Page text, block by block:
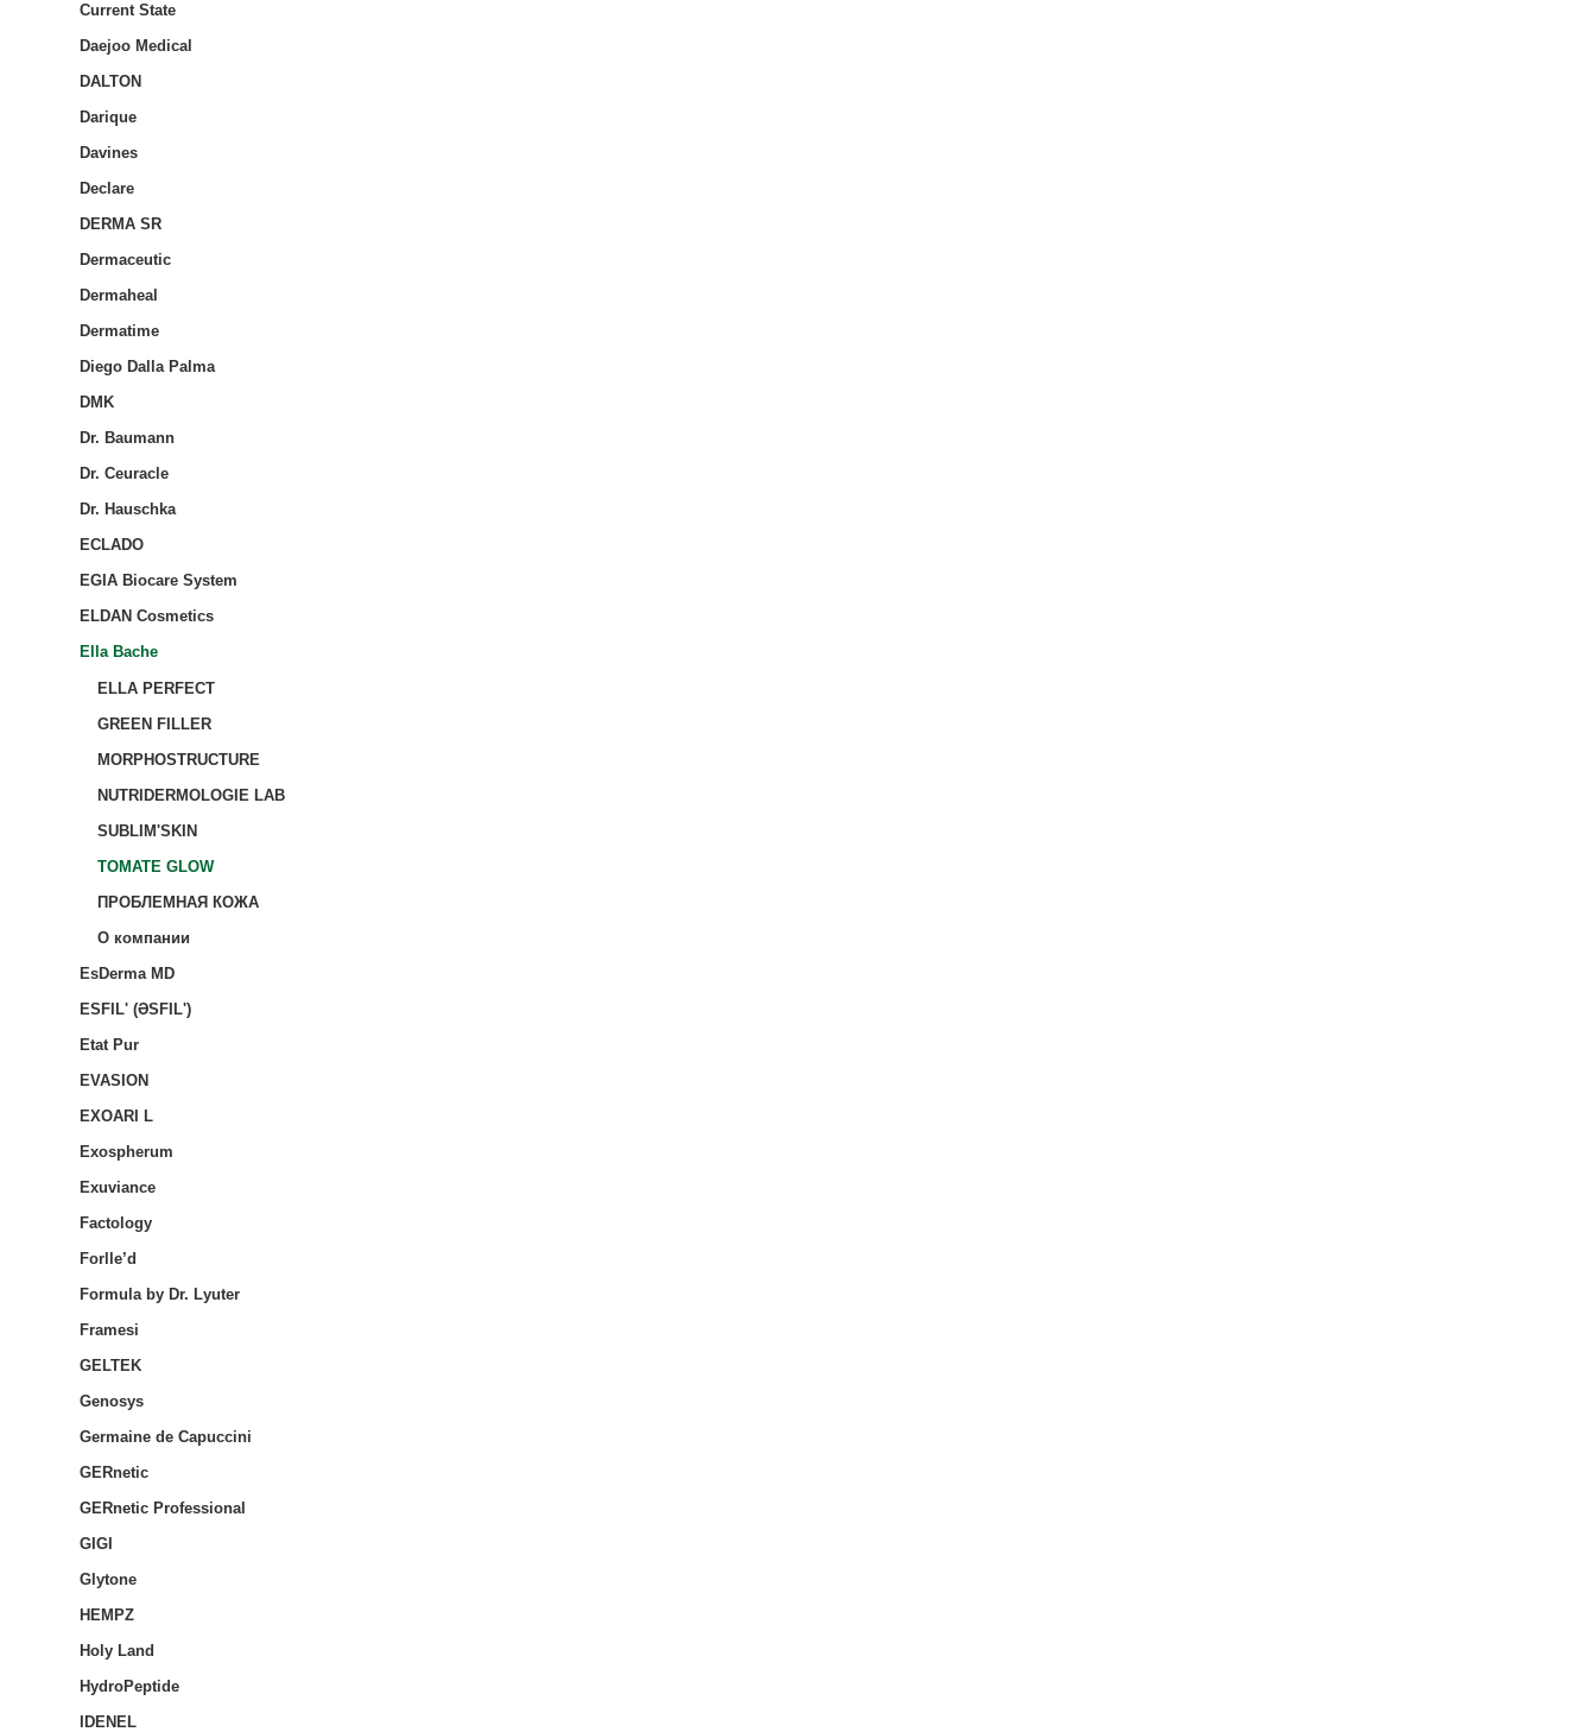
Current State
Daejoo Medical
DALTON
Darique
Davines
Declare
DERMA SR
Dermaceutic
Dermaheal
Dermatime
Diego Dalla Palma
DMK
Dr. Baumann
Dr. Ceuracle
Dr. Hauschka
ECLADO
EGIA Biocare System
ELDAN Cosmetics
Ella Bache
ELLA PERFECT
GREEN FILLER
MORPHOSTRUCTURE
NUTRIDERMOLOGIE LAB
SUBLIM'SKIN
TOMATE GLOW
ПРОБЛЕМНАЯ КОЖА
О компании
EsDerma MD
ESFIL' (ƏSFIL')
Etat Pur
EVASION
EXOARI L
Exospherum
Exuviance
Factology
Forlle’d
Formula by Dr. Lyuter
Framesi
GELTEK
Genosys
Germaine de Capuccini
GERnetic
GERnetic Professional
GIGI
Glytone
HEMPZ
Holy Land
HydroPeptide
IDENEL